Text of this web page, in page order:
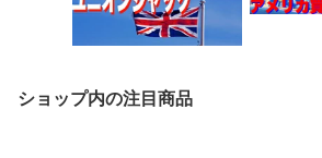
ショップ内の注目商品